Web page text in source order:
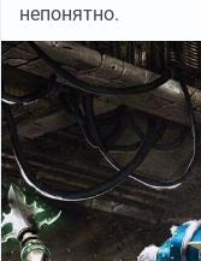
непонятно.